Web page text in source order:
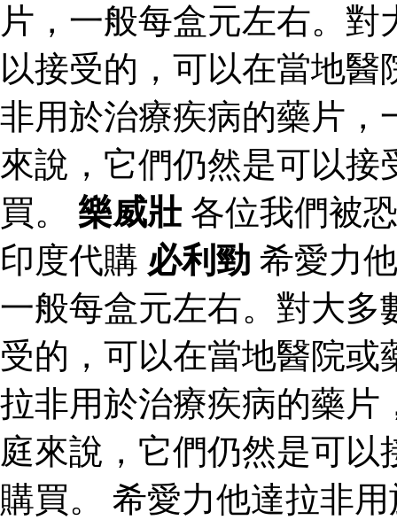
片，一般每盒元左右。
以接受的，可以在當地
非用於治療疾病的藥片，
來說，它們仍然是可以
買。 樂威壯各位我們被
印度代購 必利勁 希愛力
一般每盒元左右。對大多
受的，可以在當地醫院
拉非用於治療疾病的藥片
庭來說，它們仍然是可
購買。 希愛力他達拉非